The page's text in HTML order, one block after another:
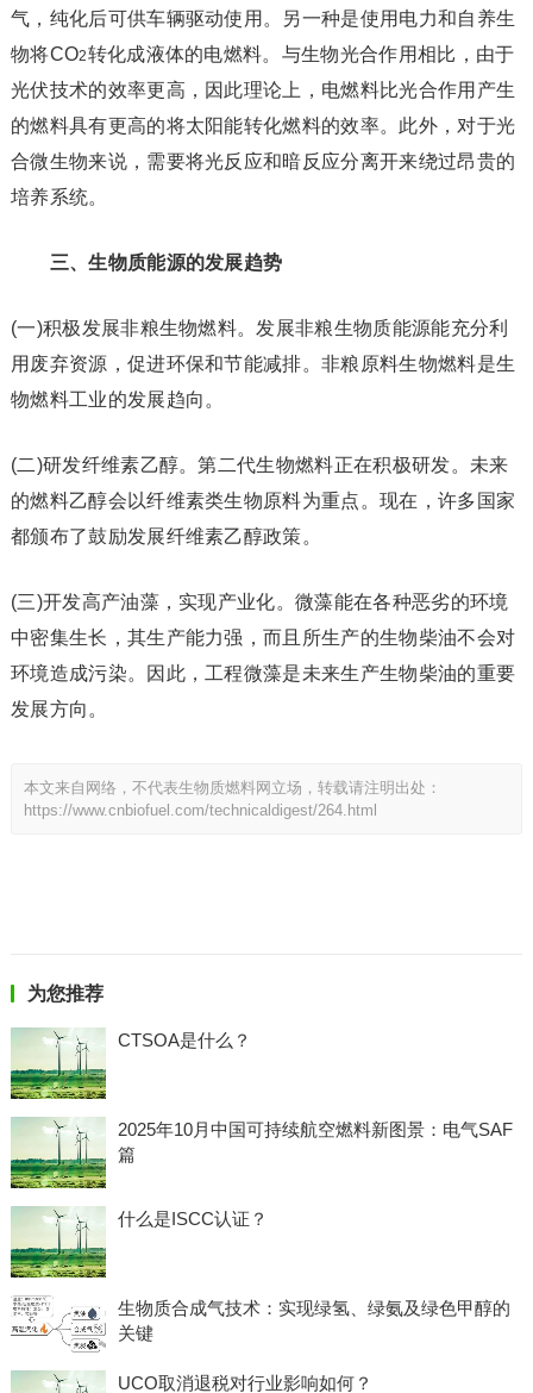
气，纯化后可供车辆驱动使用。另一种是使用电力和自养生
物将CO2转化成液体的电燃料。与生物光合作用相比，由于
光伏技术的效率更高，因此理论上，电燃料比光合作用产生
的燃料具有更高的将太阳能转化燃料的效率。此外，对于光
合微生物来说，需要将光反应和暗反应分离开来绕过昂贵的
培养系统。
三、生物质能源的发展趋势
(一)积极发展非粮生物燃料。发展非粮生物质能源能充分利
用废弃资源，促进环保和节能减排。非粮原料生物燃料是生
物燃料工业的发展趋向。
(二)研发纤维素乙醇。第二代生物燃料正在积极研发。未来
的燃料乙醇会以纤维素类生物原料为重点。现在，许多国家
都颁布了鼓励发展纤维素乙醇政策。
(三)开发高产油藻，实现产业化。微藻能在各种恶劣的环境
中密集生长，其生产能力强，而且所生产的生物柴油不会对
环境造成污染。因此，工程微藻是未来生产生物柴油的重要
发展方向。
本文来自网络，不代表生物质燃料网立场，转载请注明出处：
https://www.cnbiofuel.com/technicaldigest/264.html
为您推荐
CTSOA是什么？
2025年10月中国可持续航空燃料新图景：电气SAF
篇
什么是ISCC认证？
生物质合成气技术：实现绿氢、绿氨及绿色甲醇的
关键
UCO取消退税对行业影响如何？